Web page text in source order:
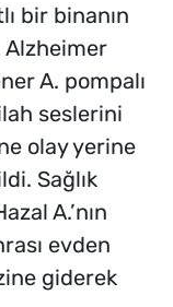
bir binanın
Alzheimer
A. pompalı
seslerini
olay yerine
Sağlık
A.’nın
evden
giderek